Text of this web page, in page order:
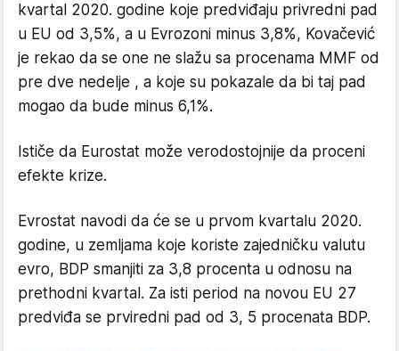
kvartal 2020. godine koje predviđaju privredni pad
u EU od 3,5%, a u Evrozoni minus 3,8%, Kovačević
je rekao da se one ne slažu sa procenama MMF od
pre dve nedelje , a koje su pokazale da bi taj pad
mogao da bude minus 6,1%.
Ističe da Eurostat može verodostojnije da proceni
efekte krize.
Evrostat navodi da će se u prvom kvartalu 2020.
godine, u zemljama koje koriste zajedničku valutu
evro, BDP smanjiti za 3,8 procenta u odnosu na
prethodni kvartal. Za isti period na novou EU 27
predviđa se prviredni pad od 3, 5 procenata BDP.